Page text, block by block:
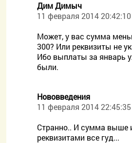
Дим Димыч
11 февраля 2014 20:42:10
Может, у вас сумма
300? Или реквизиты не
Ибо выплаты за январь
были.
Нововведения
11 февраля 2014 22:45:35
Странно.. И сумма выше
реквизитами все гуд...